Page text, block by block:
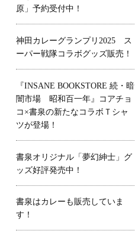
原」予約受付中！
神田カレーグランプリ2025 ス
ーパー戦隊コラボグッズ販売！
『INSANE BOOKSTORE 続・暗
闇市場 昭和百一年』コアチョ
コ×書泉の新たなコラボＴシャ
ツが登場！
書泉オリジナル「夢幻紳士」グ
ッズ好評発売中！
書泉はカレーも販売していま
す！